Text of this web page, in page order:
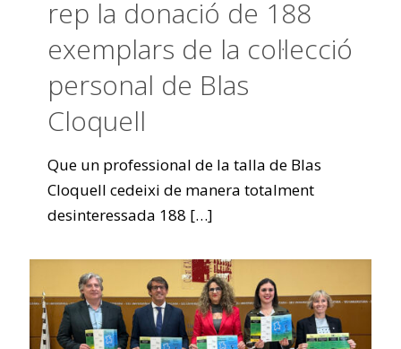
rep la donació de 188
exemplars de la col·lecció
personal de Blas
Cloquell
Que un professional de la talla de Blas
Cloquell cedeixi de manera totalment
desinteressada 188 […]